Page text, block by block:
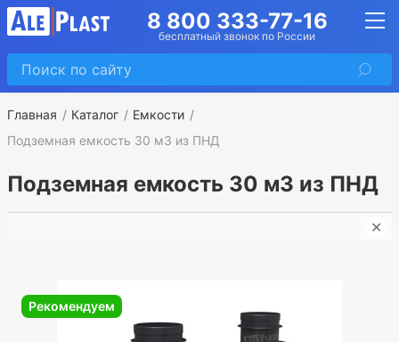
8 800 333-77-16
бесплатный звонок по России
Главная Каталог
Емкости
Подземная емкость 30 м3 из ПНД
Подземная емкость 30 м3 из ПНД
✕
Рекомендуем